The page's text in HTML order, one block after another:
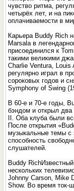
чувство ритма,
четырёх лет, и на
оплачиваемости в
Карьера Buddy Rich
Marsala в
присоединился к
такими великими
Charlie Ventura,
регулярно играл в
сороковых годов и
Symphony of Swing
В 60-е и 70-е годы,
бэндом и открыл два
II. Оба клуба были
После открытия
музыкальные темы с
способность
слушателей.
Buddy
нескольких
Johnny Carson, Mike
Show. Во время ток-